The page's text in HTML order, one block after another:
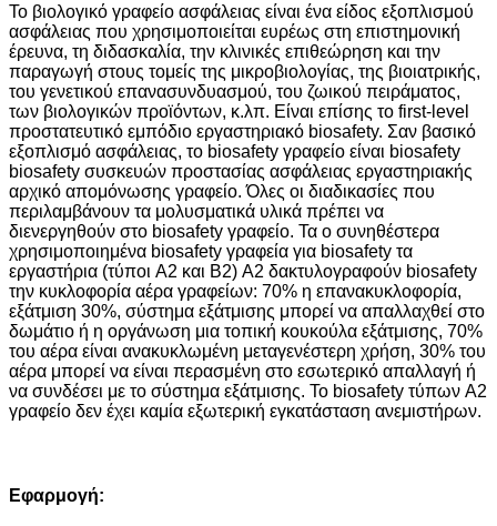
Το βιολογικό γραφείο ασφάλειας είναι ένα είδος εξοπλισμού
ασφάλειας που χρησιμοποιείται ευρέως στη επιστημονική
έρευνα, τη διδασκαλία, την κλινικές επιθεώρηση και την
παραγωγή στους τομείς της μικροβιολογίας, της βιοιατρικής,
του γενετικού επανασυνδυασμού, του ζωικού πειράματος,
των βιολογικών προϊόντων, κ.λπ. Είναι επίσης το first-level
προστατευτικό εμπόδιο εργαστηριακό biosafety. Σαν βασικό
εξοπλισμό ασφάλειας, το biosafety γραφείο είναι biosafety
biosafety συσκευών προστασίας ασφάλειας εργαστηριακής
αρχικό απομόνωσης γραφείο. Όλες οι διαδικασίες που
περιλαμβάνουν τα μολυσματικά υλικά πρέπει να
διενεργηθούν στο biosafety γραφείο. Τα ο συνηθέστερα
χρησιμοποιημένα biosafety γραφεία για biosafety τα
εργαστήρια (τύποι A2 και B2) A2 δακτυλογραφούν biosafety
την κυκλοφορία αέρα γραφείων: 70% η επανακυκλοφορία,
εξάτμιση 30%, σύστημα εξάτμισης μπορεί να απαλλαχθεί στο
δωμάτιο ή η οργάνωση μια τοπική κουκούλα εξάτμισης, 70%
του αέρα είναι ανακυκλωμένη μεταγενέστερη χρήση, 30% του
αέρα μπορεί να είναι περασμένη στο εσωτερικό απαλλαγή ή
να συνδέσει με το σύστημα εξάτμισης. Το biosafety τύπων A2
γραφείο δεν έχει καμία εξωτερική εγκατάσταση ανεμιστήρων.
Εφαρμογή: